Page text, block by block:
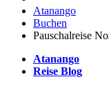
Atanango
Buchen
Pauschalreise
Atanango
Reise Blog